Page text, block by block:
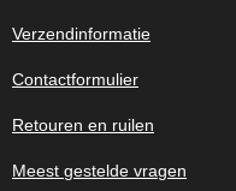
Verzendinformatie
Contactformulier
Retouren en ruilen
Meest gestelde vragen